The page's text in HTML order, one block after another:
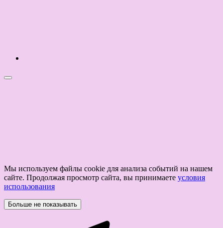
Мы используем файлы cookie для анализа событий на нашем
сайте. Продолжая просмотр сайта, вы принимаете условия
использования
Больше не показывать